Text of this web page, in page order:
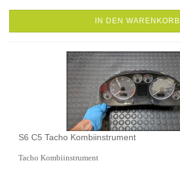
IN DEN WARENKORB
S6 C5 Tacho Kombiinstrument
Tacho Kombiinstrument